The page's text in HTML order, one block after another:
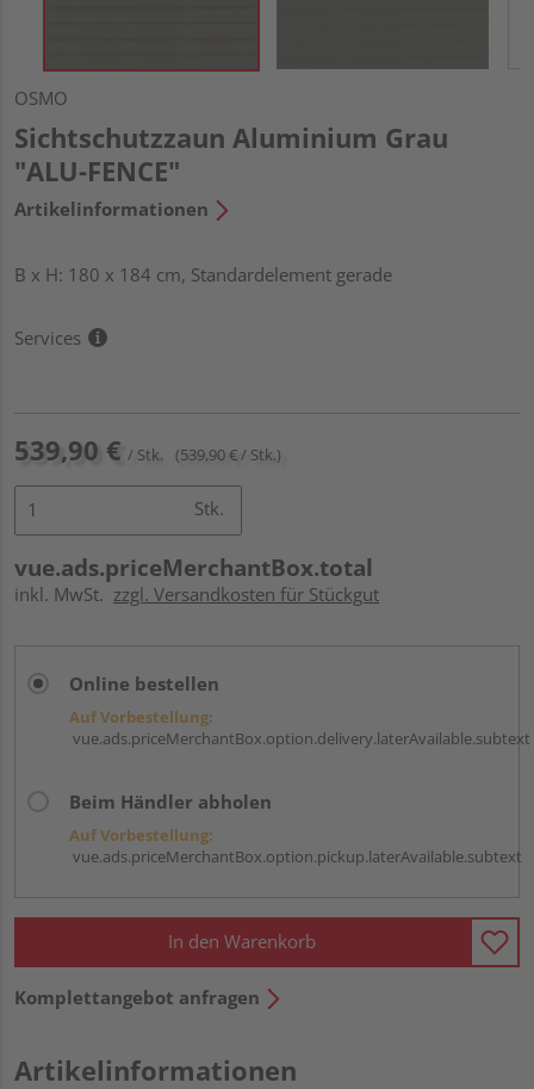
OSMO
Sichtschutzzaun Aluminium Grau
"ALU-FENCE"
Artikelinformationen
B x H: 180 x 184 cm, Standardelement gerade
Services
539,90 € / Stk. (539,90 € / Stk.)
Stk.
vue.ads.priceMerchantBox.total
inkl. MwSt. zzgl. Versandkosten für Stückgut
Online bestellen
Auf Vorbestellung:
vue.ads.priceMerchantBox.option.delivery.laterAvailable.subtext
Beim Händler abholen
Auf Vorbestellung:
vue.ads.priceMerchantBox.option.pickup.laterAvailable.subtext
In den Warenkorb
Komplettangebot anfragen
Artikelinformationen